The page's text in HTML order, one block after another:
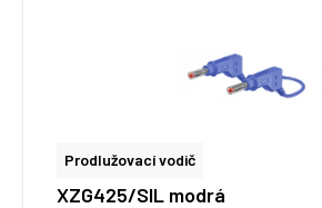
Prodlužovací vodič
XZG425/SIL modrá